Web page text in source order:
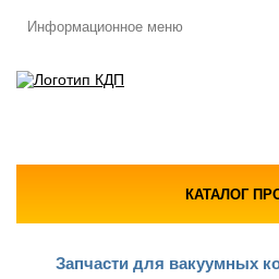
Информационное меню
КАТАЛОГ
Запчасти для вакуумных